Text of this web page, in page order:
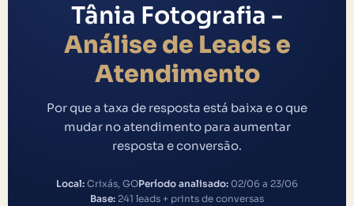
Tânia Fotografia -
Análise de Leads e
Atendimento
Por que a taxa de resposta está baixa e o que
mudar no atendimento para aumentar
resposta e conversão.
Local: Crixás, GOPeríodo analisado: 02/06 a 23/06
Base: 241 leads + prints de conversas